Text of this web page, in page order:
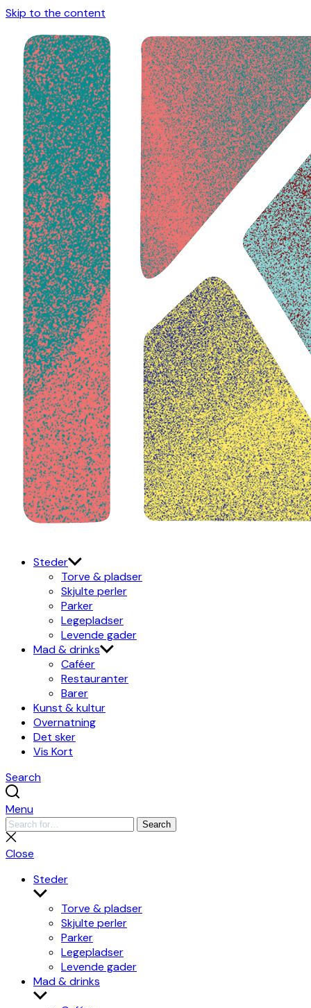
Skip to the content
Steder
Torve & pladser
Skjulte perler
Parker
Legepladser
Levende gader
Mad & drinks
Caféer
Restauranter
Barer
Kunst & kultur
Overnatning
Det sker
Vis Kort
Search
Menu
Search
for:
Search
Close
search
Close
Steder
Show
sub
menu
Torve & pladser
Skjulte perler
Parker
Legepladser
Levende gader
Mad & drinks
Show